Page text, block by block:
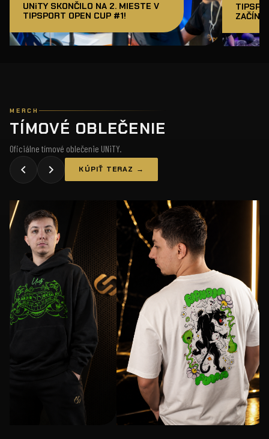
UNiTY SKONČILO NA 2. MIESTE V
TIPSPORT OPEN CUP #1!
MERCH
TÍMOVÉ OBLEČENIE
Oficiálne tímové oblečenie UNiTY.
KÚPIŤ TERAZ →